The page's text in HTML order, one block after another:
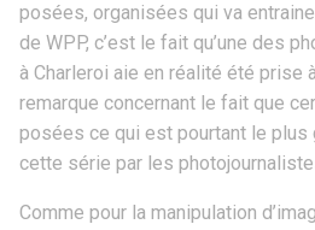
posées, organisées qui va
de WPP, c’est le fait qu’une des
à Charleroi aie en réalité été prise
remarque concernant le fait que
posées ce qui est pourtant le plus
cette série par les
Comme pour la manipulation